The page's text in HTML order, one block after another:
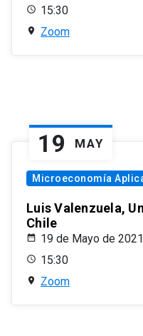
15:30
Zoom
19 MAY
Microeconomía
Luis Valenzuela,
Chile
19 de Mayo de 2021
15:30
Zoom